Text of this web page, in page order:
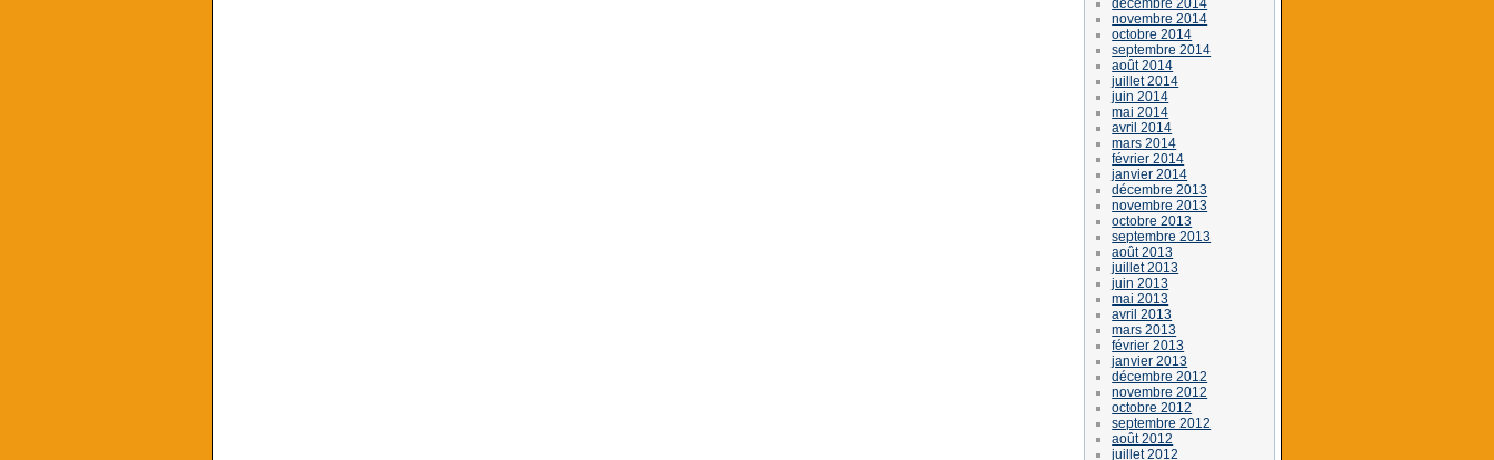
novembre 2014
octobre 2014
septembre 2014
août 2014
juillet 2014
juin 2014
mai 2014
avril 2014
mars 2014
février 2014
janvier 2014
décembre 2013
novembre 2013
octobre 2013
septembre 2013
août 2013
juillet 2013
juin 2013
mai 2013
avril 2013
mars 2013
février 2013
janvier 2013
décembre 2012
novembre 2012
octobre 2012
septembre 2012
août 2012
juillet 2012